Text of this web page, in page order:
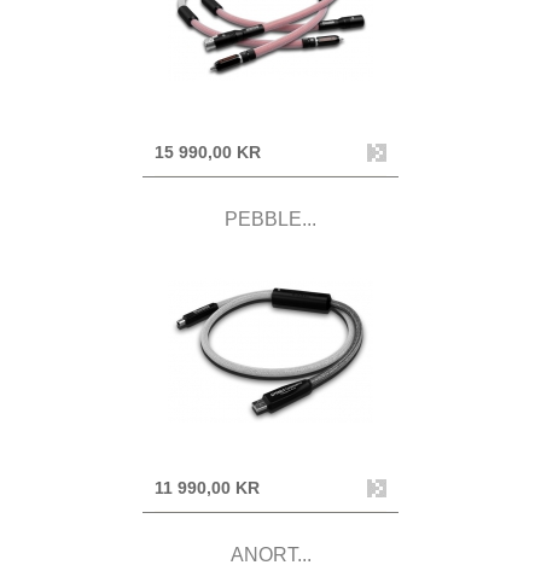
15 990,00 KR
PEBBLE...
11 990,00 KR
ANORT...